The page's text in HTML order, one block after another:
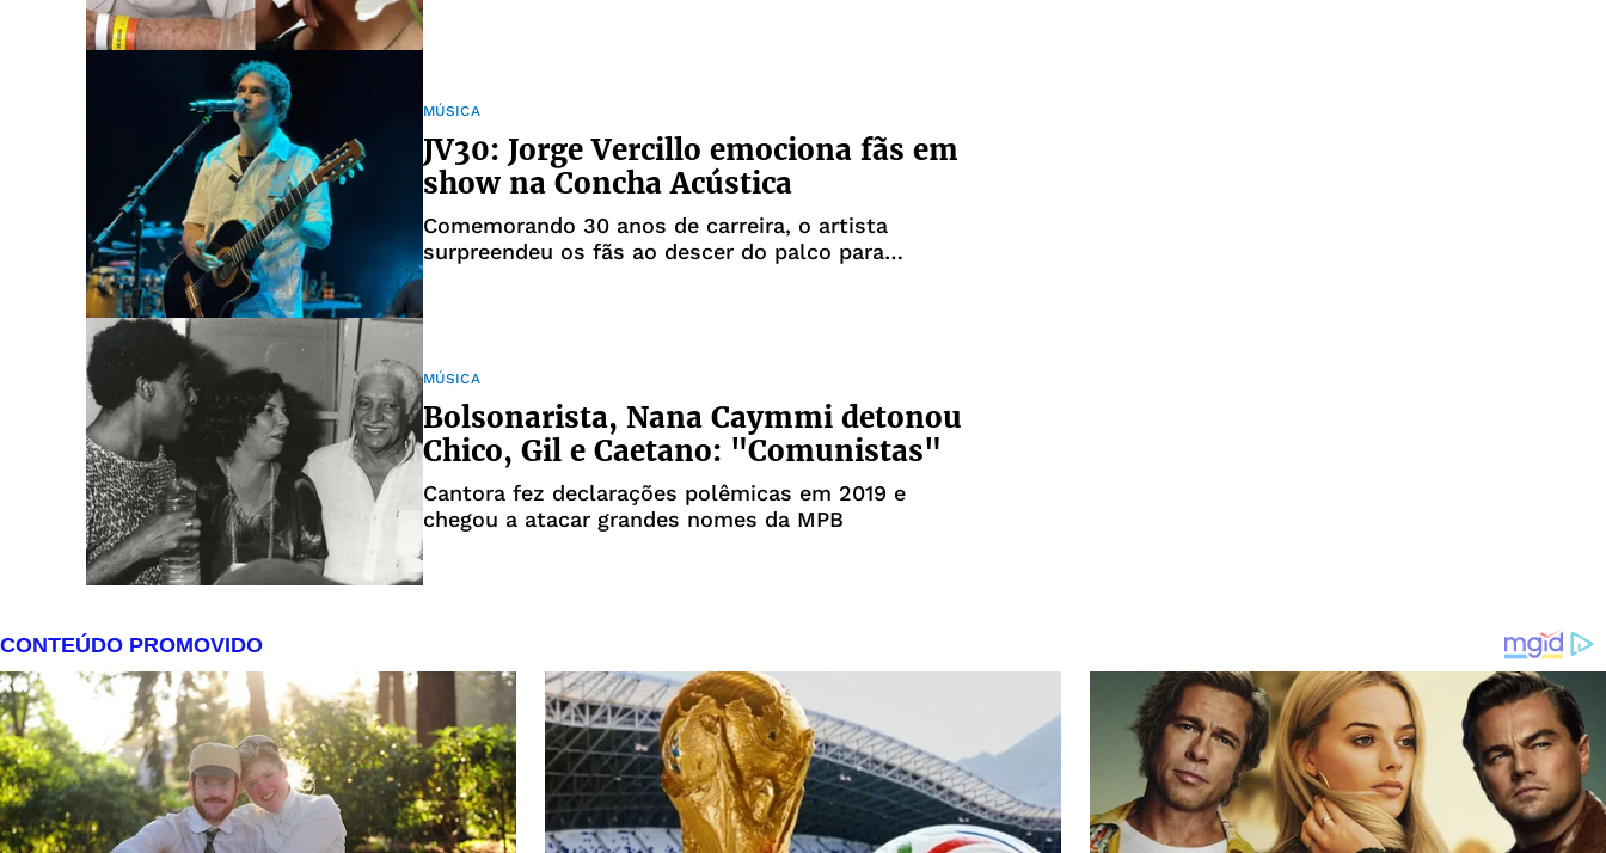
MÚSICA
JV30: Jorge Vercillo emociona fãs em
show na Concha Acústica
Comemorando 30 anos de carreira, o artista
surpreendeu os fãs ao descer do palco para
MÚSICA
Bolsonarista, Nana Caymmi detonou
Chico, Gil e Caetano: "Comunistas"
Cantora fez declarações polêmicas em 2019 e
chegou a atacar grandes nomes da MPB